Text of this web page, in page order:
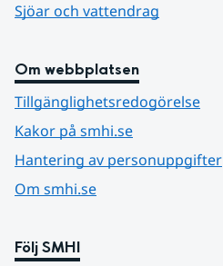
Sjöar och vattendrag
Om webbplatsen
Tillgänglighetsredogörelse
Kakor på smhi.se
Hantering av personuppgifter
Om smhi.se
Följ SMHI